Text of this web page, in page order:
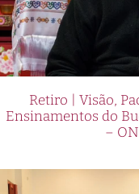
Retiro | Visão,
Ensinamentos do
–